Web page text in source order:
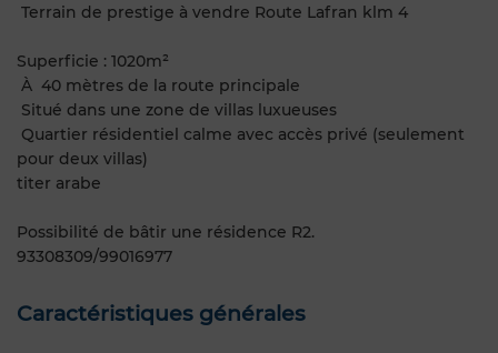
Terrain de prestige à vendre Route Lafran klm 4
Superficie : 1020m²
À 40 mètres de la route principale
Situé dans une zone de villas luxueuses
Quartier résidentiel calme avec accès privé (seulement
pour deux villas)
titer arabe
Possibilité de bâtir une résidence R2.
93308309/99016977
Caractéristiques générales